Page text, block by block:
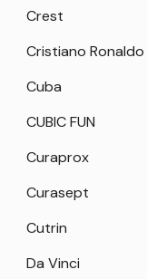
Crest
Cristiano Ronaldo
Cuba
CUBIC FUN
Curaprox
Curasept
Cutrin
Da Vinci